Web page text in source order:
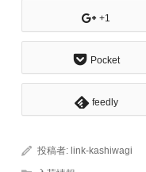
+1
Pocket
feedly
投稿者: link-kashiwagi